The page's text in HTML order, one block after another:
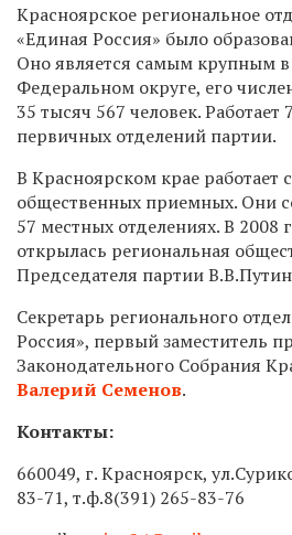
Красноярское региональное
«Единая Россия» было
Оно является самым крупным
Федеральном округе, его
35 тысяч 567 человек. Работает
первичных отделений партии.
В Красноярском крае работает
общественных приемных. Они
57 местных отделениях. В 2008
открылась региональная
Председателя партии
Секретарь регионального
Россия», первый заместитель
Законодательного Собрания
Валерий Семенов.
Контакты:
660049, г. Красноярск,
83-71, т.ф.8(391) 265-83-76